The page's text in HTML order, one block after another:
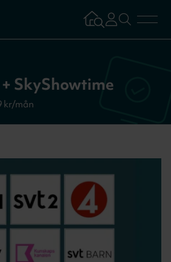
Logga in
Aktivera
SkyShowtime
kr/mån